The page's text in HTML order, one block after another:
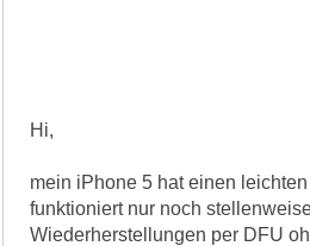
Hi,
mein iPhone 5 hat einen
funktioniert nur noch
Wiederherstellungen per DFU